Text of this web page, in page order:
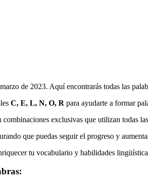
de 2023. Aquí encontrarás todas las
C, E, L, N, O, R para ayudarte a formar
combinaciones exclusivas que utilizan todas
que puedas seguir el progreso y
tu vocabulario y habilidades